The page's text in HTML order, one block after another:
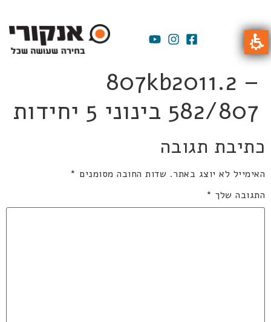
807kb2011.2 –
582/807 בינוני 5 יחידות
כתיבת תגובה
האימייל לא יוצג באתר. שדות החובה מסומנים *
התגובה שלך *